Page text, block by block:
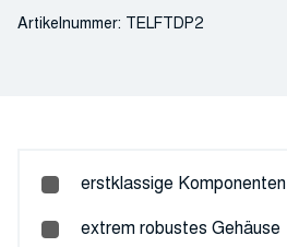
DI-
Artikelnummer: TELFTDP2
erstklassige Komponenten
extrem robustes Gehäuse